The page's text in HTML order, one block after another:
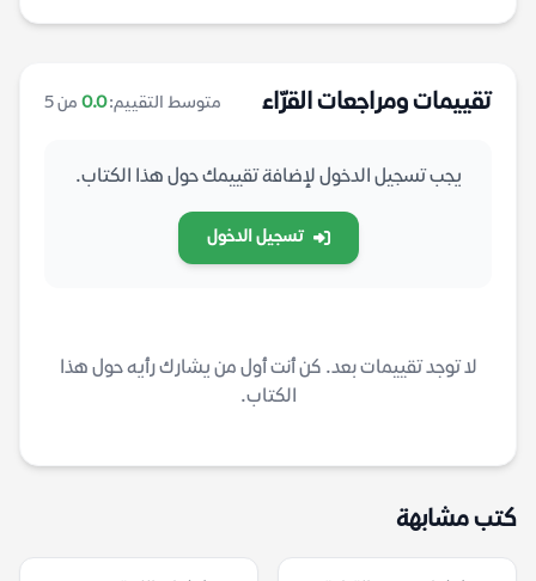
تقييمات ومراجعات القرّاء متوسط التقييم:0.0 من 5
يجب تسجيل الدخول لإضافة تقييمك حول هذا الكتاب.
تسجيل الدخول
لا توجد تقييمات بعد. كن أنت أول من يشارك رأيه حول هذا
الكتاب.
كتب مشابهة